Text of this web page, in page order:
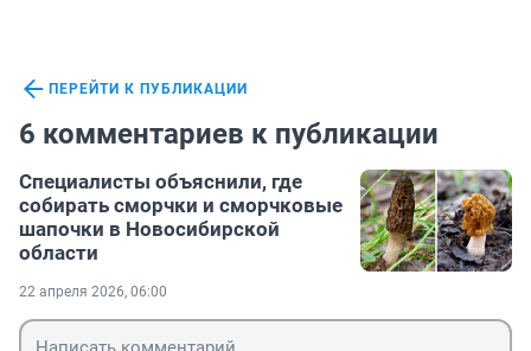
ПЕРЕЙТИ К ПУБЛИКАЦИИ
6 комментариев к публикации
Специалисты объяснили, где
собирать сморчки и сморчковые
шапочки в Новосибирской
области
22 апреля 2026, 06:00